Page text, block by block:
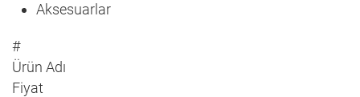
Aksesuarlar
#
Ürün Adı
Fiyat